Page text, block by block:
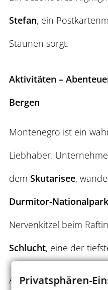
Stefan, ein
Staunen sorgt.
Aktivitäten –
Bergen
Montenegro ist ein
Liebhaber.
dem Skutarisee,
Durmitor-Nationalpark
Nervenkitzel beim
Schlucht, eine der
AuchWassersport,
Privatsphären-